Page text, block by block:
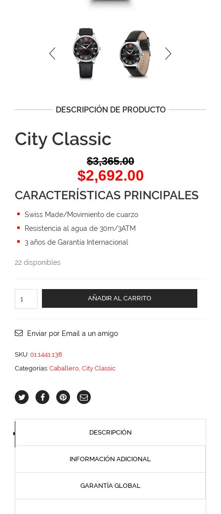
DESCRIPCIÓN DE PRODUCTO
City Classic
$3,365.00
Original
price
was:
$3,365.00.
$2,692.00Current
price
is:
CARACTERÍSTICAS PRINCIPALES
Swiss Made/Movimiento de cuarzo
Resistencia al agua de 30m/3ATM
3 años de Garantía Internacional
22 disponibles
Classic
cantidad
AÑADIR AL CARRITO
Enviar por Email a un amigo
SKU: 01.1441.138
Categorías: Caballero City Classic
DESCRIPCIÓN
INFORMACIÓN ADICIONAL
GARANTÍA GLOBAL